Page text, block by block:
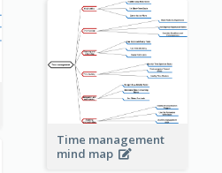
Time management
mind map